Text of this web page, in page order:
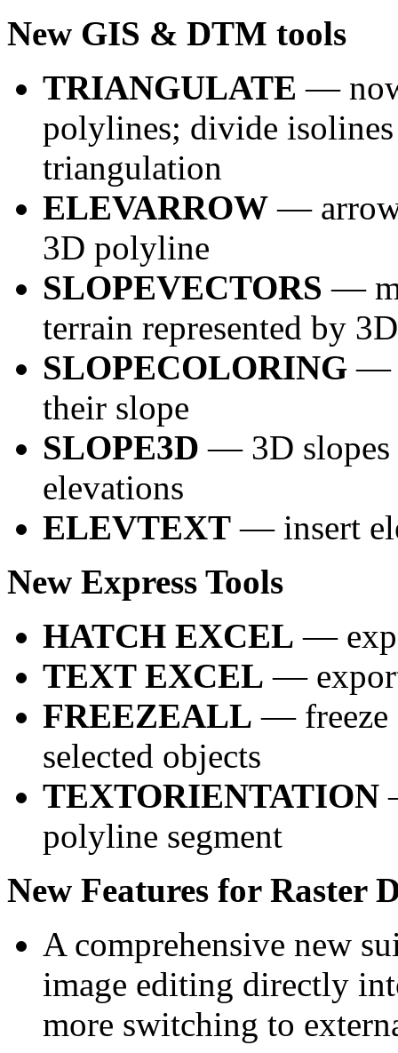
New GIS & DTM tools
TRIANGULATE —
polylines; divide
triangulation
ELEVARROW —
3D polyline
SLOPEVECTORS —
terrain represented by
SLOPECOLORING —
their slope
SLOPE3D — 3D slopes
elevations
ELEVTEXT — insert
New Express Tools
HATCH EXCEL —
TEXT EXCEL —
FREEZEALL — freeze
selected objects
TEXTORIENTATION
polyline segment
New Features for Raster
A comprehensive new
image editing directly
more switching to